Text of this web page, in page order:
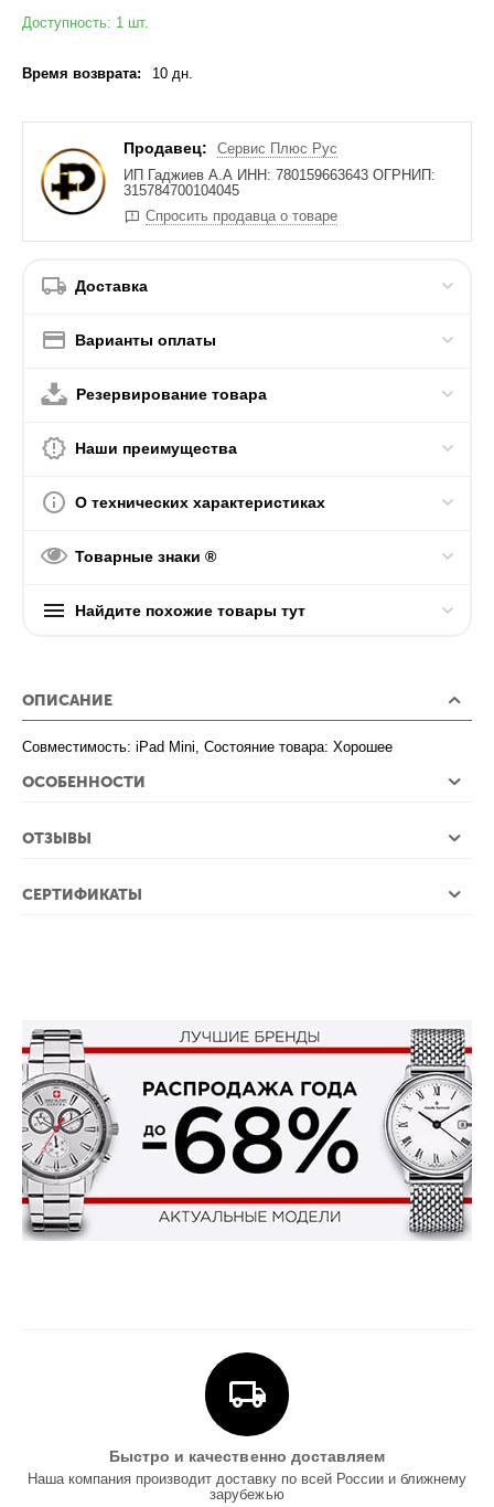
Доступность: 1 шт.
Время возврата: 10 дн.
Продавец:
Сервис Плюс Рус
ИП Гаджиев А.А ИНН: 780159663643 ОГРНИП:
315784700104045
Спросить продавца о товаре
Доставка
Варианты оплаты
Резервирование товара
Наши преимущества
О технических характеристиках
Товарные знаки ®
Найдите похожие товары тут
ОПИСАНИЕ
Совместимость: iPad Mini, Состояние товара: Хорошее
ОСОБЕННОСТИ
ОТЗЫВЫ
СЕРТИФИКАТЫ
Быстро и качественно доставляем
Наша компания производит доставку по всей России и ближнему
зарубежью